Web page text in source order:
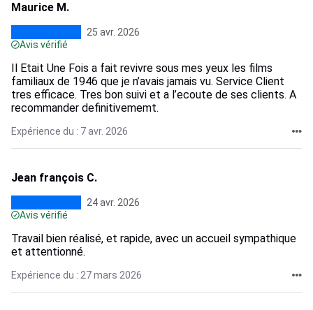
Maurice M.
25 avr. 2026
Avis vérifié
Il Etait Une Fois a fait revivre sous mes yeux les films
familiaux de 1946 que je n’avais jamais vu. Service Client
tres efficace. Tres bon suivi et a l’ecoute de ses clients. A
recommander definitivememt.
Expérience du : 7 avr. 2026
Jean françois C.
24 avr. 2026
Avis vérifié
Travail bien réalisé, et rapide, avec un accueil sympathique
et attentionné.
Expérience du : 27 mars 2026